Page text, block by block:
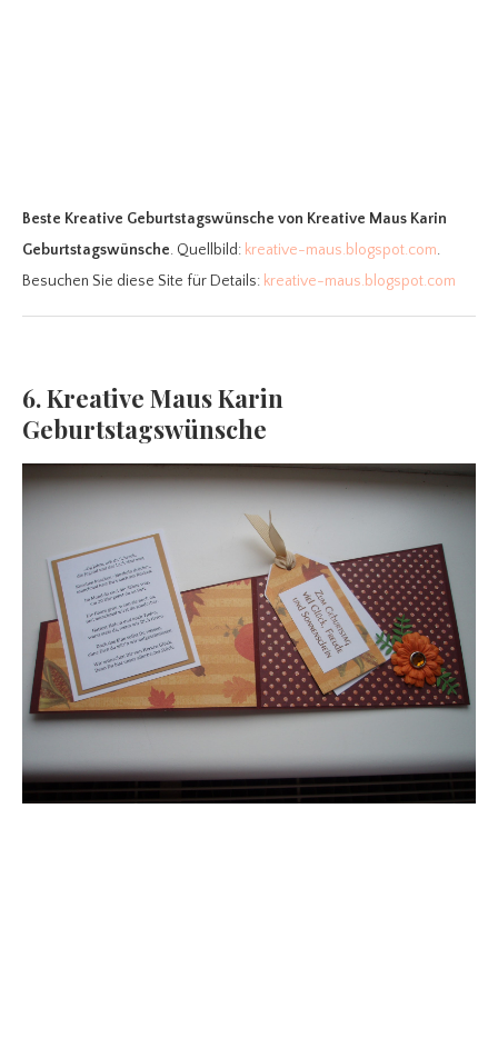
Beste Kreative Geburtstagswünsche von Kreative Maus Karin
Geburtstagswünsche. Quellbild: kreative-maus.blogspot.com.
Besuchen Sie diese Site für Details: kreative-maus.blogspot.com
6. Kreative Maus Karin
Geburtstagswünsche